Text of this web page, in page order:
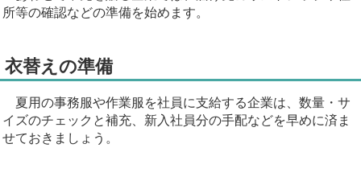
所等の確認などの準備を始めます。
衣替えの準備
夏用の事務服や作業服を社員に支給する企業は、数量・サ
イズのチェックと補充、新入社員分の手配などを早めに済ま
せておきましょう。